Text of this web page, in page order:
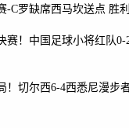
-C罗缺席西马坎送点 胜
赛！中国足球小将红队
！切尔西6-4西悉尼漫步